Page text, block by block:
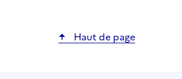
Haut de page